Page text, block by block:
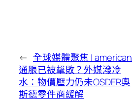
← 全球媒體聚焦 | american
通脹已被擊敗？外媒潑冷
水：物價壓力仍未OSDER奧
斯德零件商緩解